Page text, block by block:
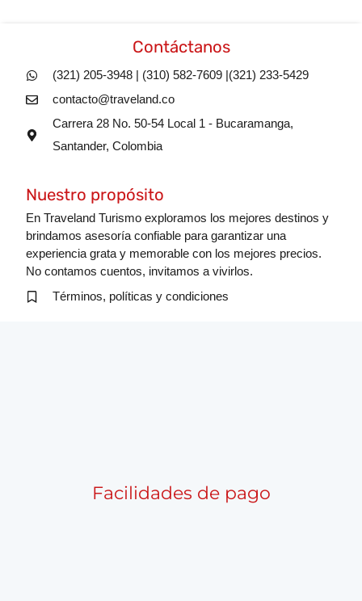
Contáctanos
(321) 205-3948 | (310) 582-7609 |(321) 233-5429
contacto@traveland.co
Carrera 28 No. 50-54 Local 1 - Bucaramanga,
Santander, Colombia
Nuestro propósito
En Traveland Turismo exploramos los mejores destinos y
brindamos asesoría confiable para garantizar una
experiencia grata y memorable con los mejores precios.
No contamos cuentos, invitamos a vivirlos.
Términos, políticas y condiciones
Facilidades de pago